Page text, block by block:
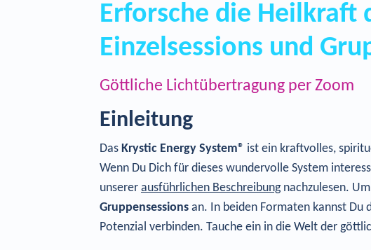
Erforsche die Heilkraft
Einzelsessions und
Göttliche Lichtübertragung per Zoom
Einleitung
Das Krystic Energy System® ist ein kraftvolles,
Wenn Du Dich für dieses wundervolle System
unserer ausführlichen Beschreibungnachzulesen.
Gruppensessions an. In beiden Formaten kannst Du
Potenzial verbinden. Tauche ein in die Welt der